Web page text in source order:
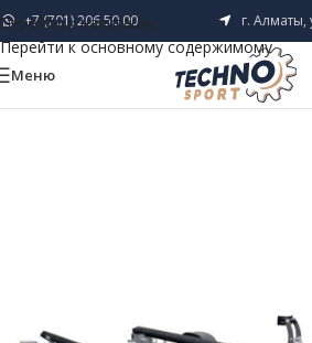
Перейти к навигации
Перейти к основному содержимому
+7 (701) 206 50 00 г.
Меню